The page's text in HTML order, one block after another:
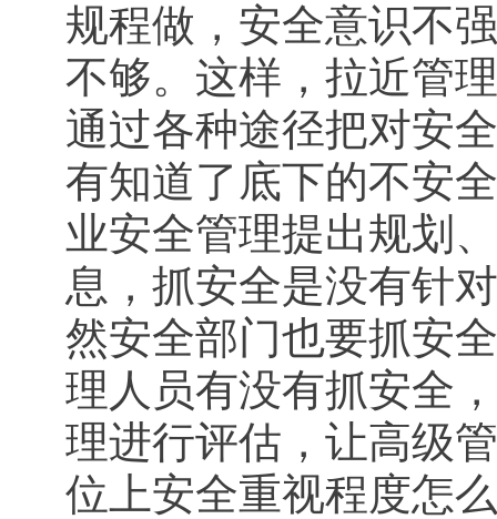
规程做，安全意识不
不够。这样，拉近管
通过各种途径把对安
有知道了底下的不安
业安全管理提出规划
息，抓安全是没有针
然安全部门也要抓安
理人员有没有抓安全
理进行评估，让高级
位上安全重视程度怎